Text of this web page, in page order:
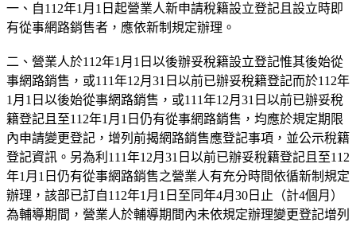
一、自112年1月1日起營業人新申請稅籍設立登記且設立時即
有從事網路銷售者，應依新制規定辦理。
二、營業人於112年1月1日以後辦妥稅籍設立登記惟其後始從
事網路銷售，或111年12月31日以前已辦妥稅籍登記而於112年
1月1日以後始從事網路銷售，或111年12月31日以前已辦妥稅
籍登記且至112年1月1日仍有從事網路銷售，均應於規定期限
內申請變更登記，增列前揭網路銷售應登記事項，並公示稅籍
登記資訊。另為利111年12月31日以前已辦妥稅籍登記且至112
年1月1日仍有從事網路銷售之營業人有充分時間依循新制規定
辦理，該部已訂自112年1月1日至同年4月30日止（計4個月）
為輔導期間，營業人於輔導期間內未依規定辦理變更登記增列